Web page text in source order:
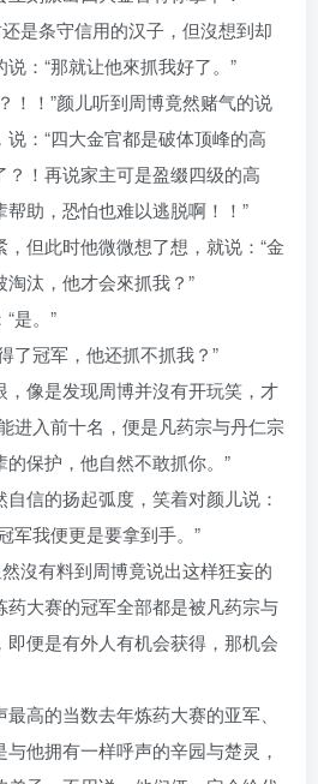
是条守信用的汉子，但沒想到却
：“那就让他來抓我好了。”
！！”颜儿听到周博竟然赌气的说
：“四大金官都是破体顶峰的高
！再说家主可是盈缀四级的高
助，恐怕也难以逃脱啊！！”
但此时他微微想了想，就说：“金
汰，他才会來抓我？”
是。”
了冠军，他还抓不抓我？”
，像是发现周博并沒有开玩笑，才
进入前十名，便是凡药宗与丹仁宗
保护，他自然不敢抓你。”
信的扬起弧度，笑着对颜儿说：
我便更是要拿到手。”
沒有料到周博竟说出这样狂妄的
大赛的冠军全部都是被凡药宗与
便是有外人有机会获得，那机会
高的当数去年炼药大赛的亚军、
他拥有一样呼声的辛园与楚灵，